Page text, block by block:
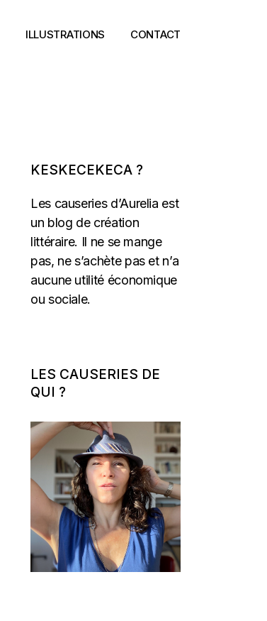
ILLUSTRATIONS CONTACT
KESKECEKECA ?
Les causeries d’Aurelia est
un blog de création
littéraire. Il ne se mange
pas, ne s’achète pas et n’a
aucune utilité économique
ou sociale.
LES CAUSERIES DE
QUI ?